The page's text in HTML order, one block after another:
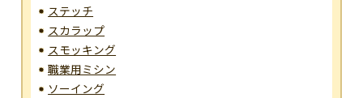
ステッチ
スカラップ
スモッキング
職業用ミシン
ソーイング